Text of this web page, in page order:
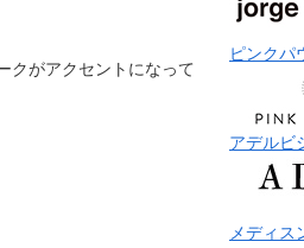
クがアクセントになって
ピンクパ
アデルビ
メディス